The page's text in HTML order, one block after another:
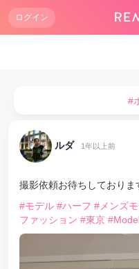
ログイン
#
ルダ 1年以上前
撮影依頼お待ちしておりま
#モデル #ハーフ #メンズ
ファッション #東京